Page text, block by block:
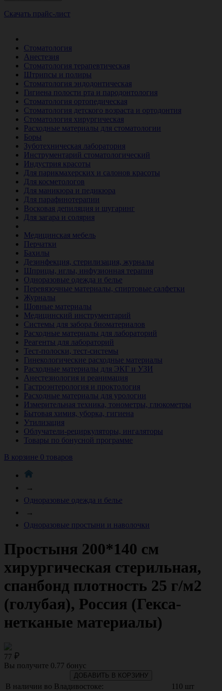
Скачать прайс-лист
Стоматология
Анестезия
Стоматология терапевтическая
Штрипсы и полиры
Стоматология эндодонтическая
Гигиена полости рта и пародонтология
Стоматология ортопедическая
Стоматология детского возраста и ортодонтия
Стоматология хирургическая
Расходные материалы для стоматологии
Боры
Зуботехническая лаборатория
Инструментарий стоматологический
Индустрия красоты
Для парикмахерских и салонов красоты
Для косметологов
Для маникюра и педикюра
Для парафинотерапии
Восковая депиляция и шугаринг
Для загара и солярия
Медицинская мебель
Перчатки
Бахилы
Дезинфекция, стерилизация, журналы
Шприцы, иглы, инфузионная терапия
Одноразовые одежда и белье
Перевязочные материалы, спиртовые салфетки
Журналы
Шовные материалы
Медицинский инструментарий
Системы для забора биоматериалов
Расходные материалы для лабораторий
Реагенты для лабораторий
Тест-полоски, тест-системы
Гинекологические расходные материалы
Расходные материалы для ЭКГ и УЗИ
Анестезиология и реанимация
Гастроэнтерология и проктология
Расходные материалы для урологии
Измерительная техника, тонометры, глюкометры
Бытовая химия, уборка, гигиена
Утилизация
Облучатели-рециркуляторы, ингаляторы
Товары по бонусной программе
В корзине 0 товаров
→
Одноразовые одежда и белье
→
Одноразовые простыни и наволочки
Простыня 200*140 см
хирургическая стерильная,
спанбонд плотность 25 г/м2
(голубая), Россия (Гекса-
нетканые материалы)
77
Вы получите 0.77 бонус
ДОБАВИТЬ В КОРЗИНУ
В наличии во Владивостоке: 110 шт